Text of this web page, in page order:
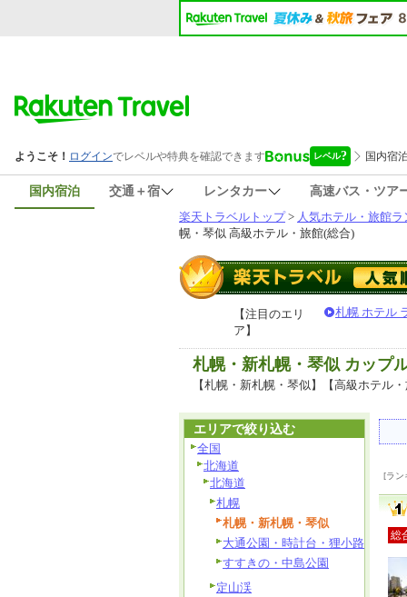
国内宿泊 交通＋宿 レンタカー
高速バス・ツア
楽天トラベルトップ> 人気ホテル・旅館ラ
幌・琴似 高級ホテル・旅館(総合)
【注目のエリ
ア】
札幌 ホテル
札幌・新札幌・琴似 カップ
【札幌・新札幌・琴似】【高級ホテル
[ラン
総
エリアで絞り込む
全国
北海道
北海道
札幌
札幌・新札幌・琴似
大通公園・時計台・狸小路
すすきの・中島公園
定山渓